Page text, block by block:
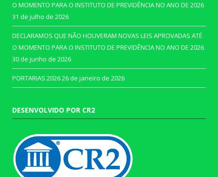
O MOMENTO PARA O INSTITUTO DE PREVIDÊNCIA NO ANO DE 2026
31 de julho de 2026
DECLARAMOS QUE NÃO HOUVERAM NOVAS LEIS APROVADAS ATÉ
O MOMENTO PARA O INSTITUTO DE PREVIDÊNCIA NO ANO DE 2026
30 de junho de 2026
PORTARIAS 202626 de janeiro de 2026
DESENVOLVIDO POR CR2